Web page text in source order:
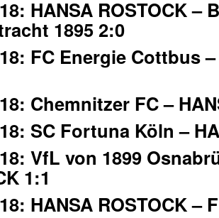
HANSA ROSTOCK –
1895 2:0
FC Energie Cottbus
Chemnitzer FC –
SC Fortuna Köln –
VfL von 1899
1:1
HANSA ROSTOCK –